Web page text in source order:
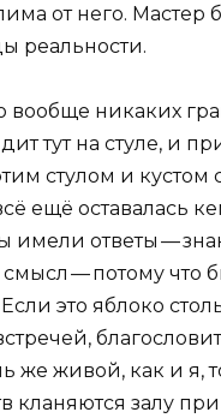
от него.
реальности.
вообще никаких
тут на стуле, и
стулом и
ещё оставалась
имели ответы —
— потому что
это яблоко
же живой, как и я,
кланяются залу